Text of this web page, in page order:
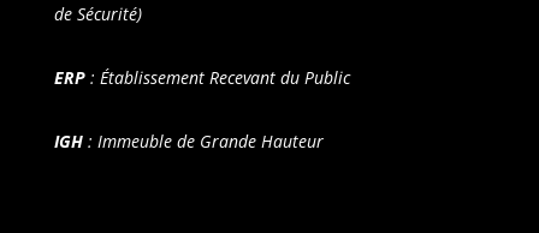
de Sécurité)
ERP: Établissement Recevant du Public
IGH: Immeuble de Grande Hauteur